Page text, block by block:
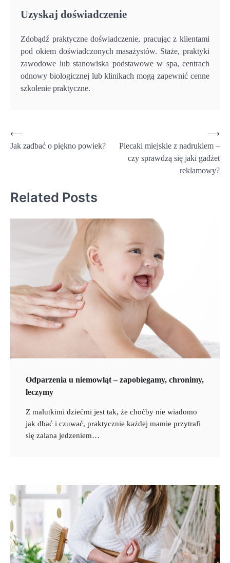
Uzyskaj doświadczenie
Zdobądź praktyczne doświadczenie, pracując z klientami
pod okiem doświadczonych masażystów. Staże, praktyki
zawodowe lub stanowiska podstawowe w spa, centrach
odnowy biologicznej lub klinikach mogą zapewnić cenne
szkolenie praktyczne.
Nawigacja
wpisu
⟵
Jak zadbać o piękno powiek?
Plecaki miejskie z nadrukiem –
czy sprawdzą się jaki gadżet
reklamowy?
⟶
Related Posts
Odparzenia u niemowląt – zapobiegamy, chronimy,
leczymy
Z malutkimi dziećmi jest tak, że choćby nie wiadomo
jak dbać i czuwać, praktycznie każdej mamie przytrafi
się zalana jedzeniem…